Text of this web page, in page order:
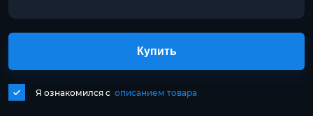
Я ознакомился с описанием товара
Купить